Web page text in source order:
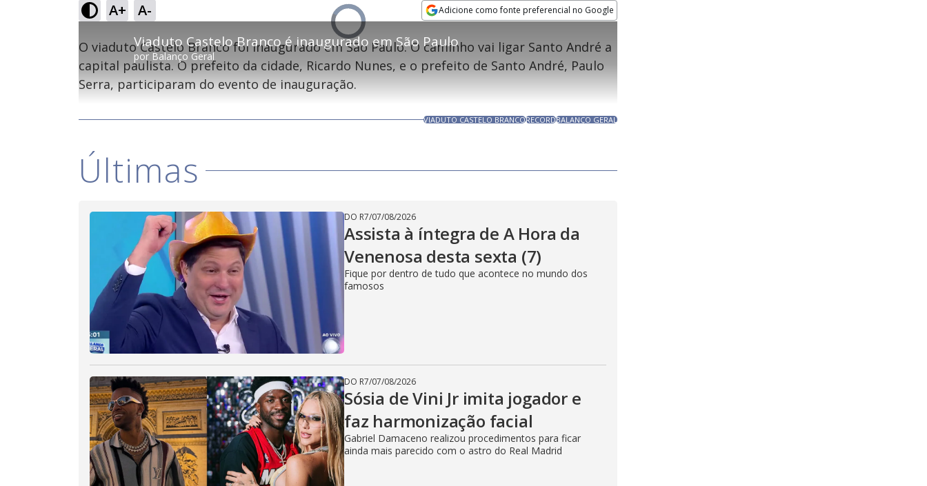
A+ A- Adicione como fonte preferencial no Google
Video
Player
is
loading.
Viaduto Castelo Branco é inaugurado em São Paulo
porBalanço Geral
Ativar
Som
Velocidade
O viaduto Castelo Branco foi inaugurado em São Paulo. O caminho vai ligar Santo André a
capital paulista. O prefeito da cidade, Ricardo Nunes, e o prefeito de Santo André, Paulo
Serra, participaram do evento de inauguração.
VIADUTO CASTELO BRANCORECORDBALANÇO GERAL
Últimas
DO R7/07/08/2026
Assista à íntegra de A Hora da
Venenosa desta sexta (7)
Fique por dentro de tudo que acontece no mundo dos
famosos
DO R7/07/08/2026
Sósia de Vini Jr imita jogador e
faz harmonização facial
Gabriel Damaceno realizou procedimentos para ficar
ainda mais parecido com o astro do Real Madrid